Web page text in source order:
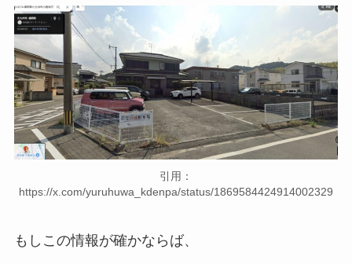
引用：
https://x.com/yuruhuwa_kdenpa/status/1869584424914002329
もしこの情報が確かならば、